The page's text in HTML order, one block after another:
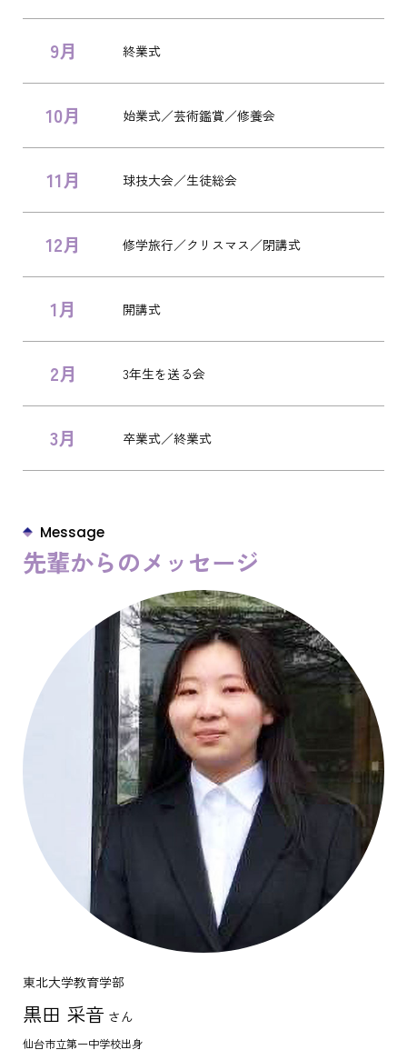
9月 終業式
10月 始業式／芸術鑑賞／修養会
11月 球技大会／生徒総会
12月 修学旅行／クリスマス／閉講式
1月 開講式
2月 3年生を送る会
3月 卒業式／終業式
Message
先輩からのメッセージ
東北大学教育学部
黒田 采音 さん
仙台市立第一中学校出身